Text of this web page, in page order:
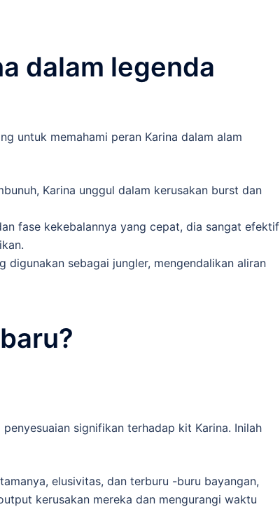
dalam legenda
untuk memahami peran Karina dalam alam
Karina unggul dalam kerusakan burst dan
fase kekebalannya yang cepat, dia sangat efektif
digunakan sebagai jungler, mengendalikan aliran
signifikan terhadap kit Karina. Inilah
elusivitas, dan terburu -buru bayangan,
kerusakan mereka dan mengurangi waktu